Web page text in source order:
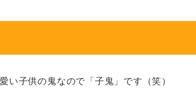
い子供の鬼なので「子鬼」です（笑）